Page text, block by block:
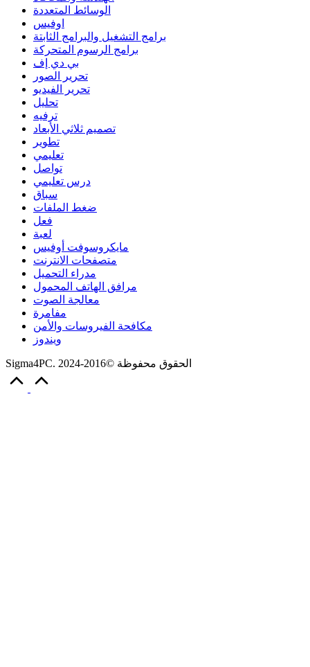
الوسائط المتعددة
اوفيس
برامج التشغيل والبرامج الثابتة
برامج الرسوم المتحركة
بي دي إف
تحرير الصور
تحرير الفيديو
تحليل
ترفيه
تصميم ثلاثي الأبعاد
تطوير
تعليمي
تواصل
درس تعليمي
سباق
ضغط الملفات
فعل
لعبة
مايكروسوفت أوفيس
متصفحات الانترنت
مدراء التحميل
مرافق الهاتف المحمول
معالجة الصوت
مفامرة
مكافحة الفيروسات والأمن
ويندوز
Sigma4PC. الحقوق محفوظة ©2016-2024